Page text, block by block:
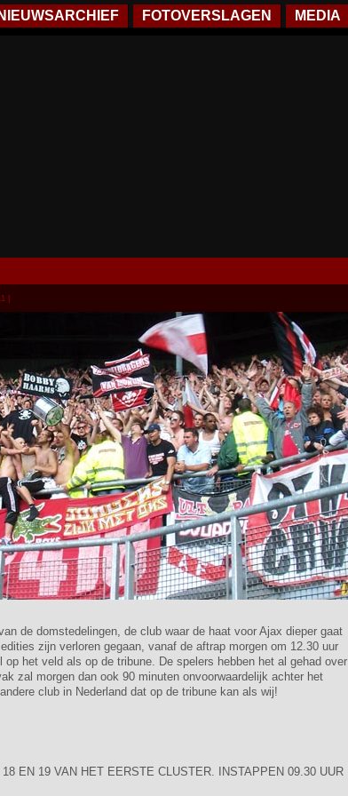
NIEUWSARCHIEF FOTOVERSLAGEN MEDIA
|
de domstedelingen, de club waar de haat voor Ajax dieper gaat
zijn verloren gegaan, vanaf de aftrap morgen om 12.30 uur
het veld als op de tribune. De spelers hebben het al gehad over
zal morgen dan ook 90 minuten onvoorwaardelijk achter het
club in Nederland dat op de tribune kan als wij!
EN 19 VAN HET EERSTE CLUSTER. INSTAPPEN 09.30 UUR